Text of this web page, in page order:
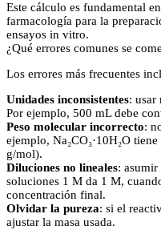
Este cálculo es fundamental
farmacología para la
ensayos in vitro.
¿Qué errores comunes se
Los errores más frecuentes
Unidades inconsistentes: usar
Por ejemplo, 500 mL debe
Peso molecular incorrecto:
ejemplo, Na₂CO₃·10H₂O
g/mol).
Diluciones no lineales: asumir
soluciones 1 M da 1 M,
concentración final.
Olvidar la pureza: si el
ajustar la masa usada.